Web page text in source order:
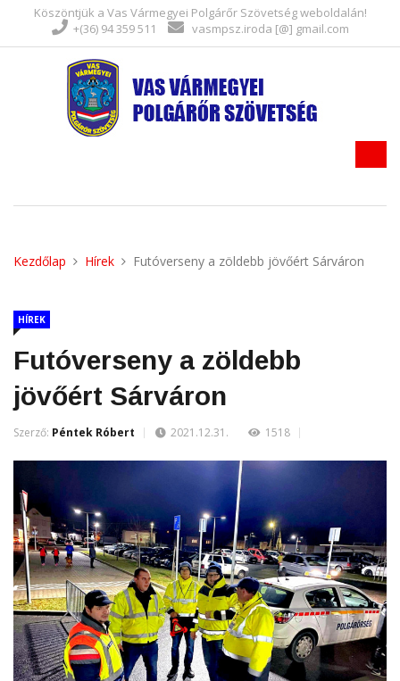
Köszöntjük a Vas Vármegyei Polgárőr Szövetség weboldalán!
+(36) 94 359 511
vasmpsz.iroda [@] gmail.com
Kezdőlap Hírek Futóverseny a zöldebb jövőért Sárváron
HÍREK
Futóverseny a zöldebb
jövőért Sárváron
Szerző: Péntek Róbert 2021.12.31. 1518